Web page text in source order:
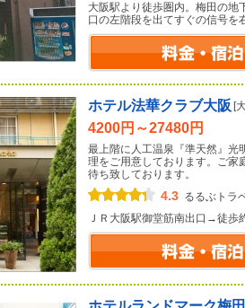
大阪駅より徒歩圏内。梅田の地
口の左階段を出てすぐの信号を
ホテル法華クラブ大阪 [
4200円～27480円
最上階に人工温泉『準天然』光
理をご用意しております。ご家
待ち致しております。
4.3 るるぶトラ
ＪＲ大阪駅御堂筋南出口→徒歩